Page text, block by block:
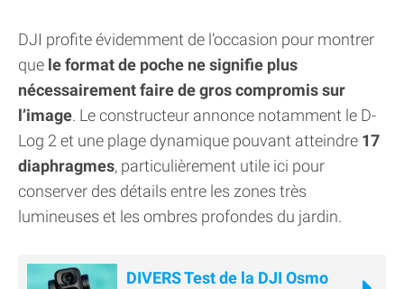
DJI profite évidemment de l’occasion pour montrer
que le format de poche ne signifie plus
nécessairement faire de gros compromis sur
l’image. Le constructeur annonce notamment le D-
Log 2 et une plage dynamique pouvant atteindre 17
diaphragmes, particulièrement utile ici pour
conserver des détails entre les zones très
lumineuses et les ombres profondes du jardin.
DIVERS Test de la DJI Osmo